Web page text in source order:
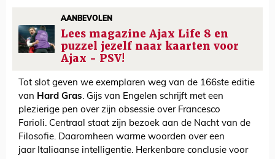
AANBEVOLEN
Lees magazine Ajax Life 8 en
puzzel jezelf naar kaarten voor
Ajax - PSV!
Tot slot geven we exemplaren weg van de 166ste editie
van Hard Gras. Gijs van Engelen schrijft met een
plezierige pen over zijn obsessie over Francesco
Farioli. Centraal staat zijn bezoek aan de Nacht van de
Filosofie. Daaromheen warme woorden over een
jaar Italiaanse intelligentie. Herkenbare conclusie voor